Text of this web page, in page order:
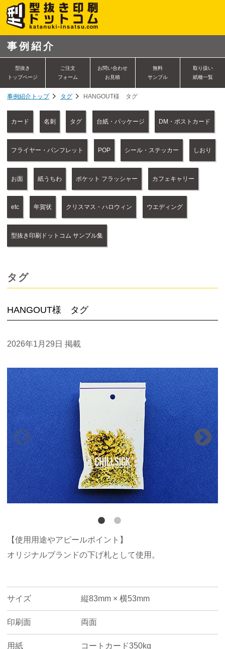
事例紹介
型抜き
トップページ
ご注文
フォーム
お問い合わせ
お見積
無料
サンプル
取り扱い
紙種一覧
事例紹介トップ タグ HANGOUT様 タグ
カード 名刺 タグ 台紙・パッケージ DM・ポストカード
フライヤー・パンフレット POP シール・ステッカー しおり
お面 紙うちわ ポケット フラッシャー カフェキャリー
etc 年賀状 クリスマス・ハロウィン ウエディング
型抜き印刷ドットコム サンプル集
タグ
HANGOUT様 タグ
2026年1月29日 掲載
【使用用途やアピールポイント】
オリジナルブランドの下げ札として使用。
サイズ 縦83mm × 横53mm
印刷面 両面
用紙 コートカード350kg